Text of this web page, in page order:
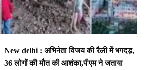
New delhi : अभिनेता विजय की रैली में भगदड़,
36 लोगों की मौत की आशंका,पीएम ने जताया